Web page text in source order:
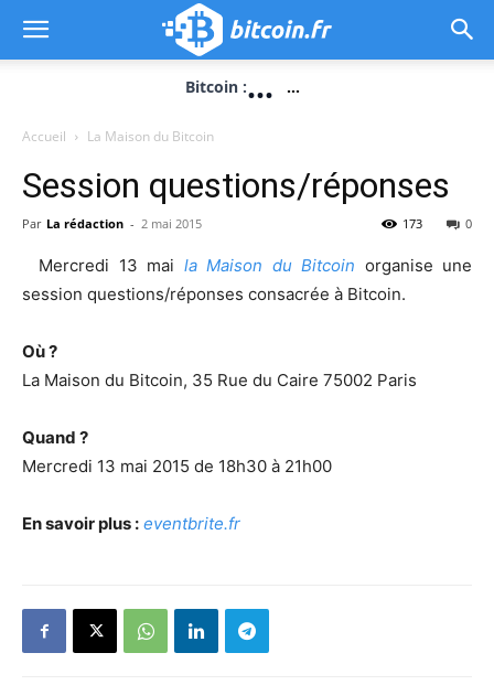
Bitcoin :... ...
Accueil La Maison du Bitcoin
Session questions/réponses
Par La rédaction - 2 mai 2015 0
173
Mercredi 13 mai la Maison du Bitcoin organise une
session questions/réponses consacrée à Bitcoin.
Où ?
La Maison du Bitcoin, 35 Rue du Caire 75002 Paris
Quand ?
Mercredi 13 mai 2015 de 18h30 à 21h00
En savoir plus : eventbrite.fr